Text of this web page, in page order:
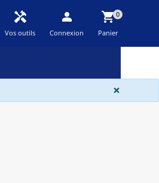
handyman
Vos outils
person
Connexion
shopping_cart0
Panier
×